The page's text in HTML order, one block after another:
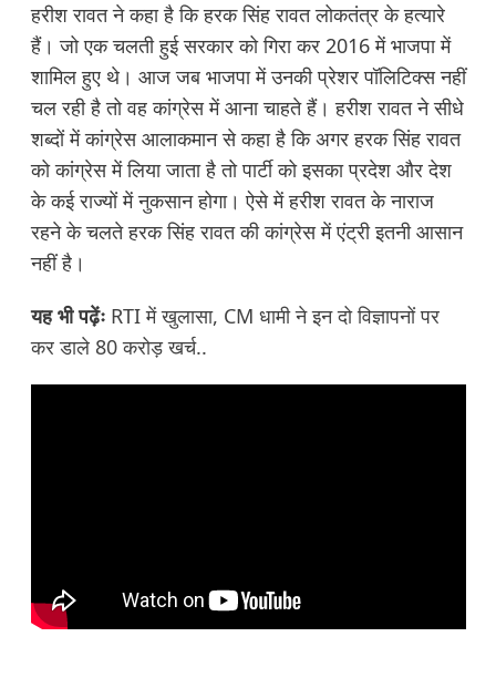
हरीश रावत ने कहा है कि हरक सिंह रावत लोकतंत्र के हत्यारे
हैं। जो एक चलती हुई सरकार को गिरा कर 2016 में भाजपा में
शामिल हुए थे। आज जब भाजपा में उनकी प्रेशर पॉलिटिक्स नहीं
चल रही है तो वह कांग्रेस में आना चाहते हैं। हरीश रावत ने सीधे
शब्दों में कांग्रेस आलाकमान से कहा है कि अगर हरक सिंह रावत
को कांग्रेस में लिया जाता है तो पार्टी को इसका प्रदेश और देश
के कई राज्यों में नुकसान होगा। ऐसे में हरीश रावत के नाराज
रहने के चलते हरक सिंह रावत की कांग्रेस में एंट्री इतनी आसान
नहीं है।
यह भी पढ़ेंः RTI में खुलासा, CM धामी ने इन दो विज्ञापनों पर
कर डाले 80 करोड़ खर्च..